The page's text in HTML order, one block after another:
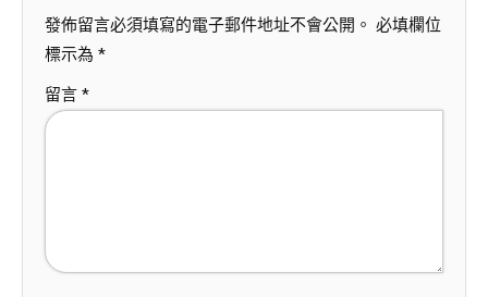
發佈留言必須填寫的電子郵件地址不會公開。 必填欄位
標示為 *
留言 *